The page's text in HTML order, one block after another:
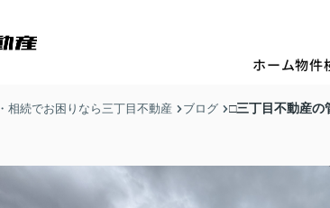
ホーム物件
相続でお困りなら三丁目不動産 ブログ □三丁目不動産の